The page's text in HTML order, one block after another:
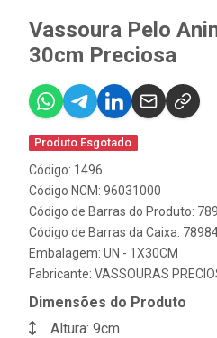
Vassoura Pelo
30cm Preciosa
Produto Esgotado
Código: 1496
Código NCM: 96031000
Código de Barras do Produto:
Código de Barras da Caixa:
Embalagem: UN - 1X30CM
Fabricante: VASSOURAS
Dimensões do Produto
Altura: 9cm